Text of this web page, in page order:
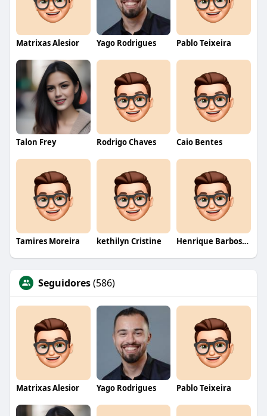
Matrixas Alesior Yago Rodrigues Pablo Teixeira
Talon Frey Rodrigo Chaves Caio Bentes
Tamires Moreira kethilyn Cristine Henrique Barbosa Yokobataki
Seguidores(586)
Matrixas Alesior Yago Rodrigues Pablo Teixeira